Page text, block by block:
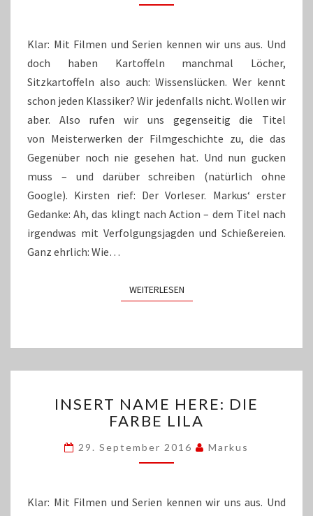
Klar: Mit Filmen und Serien kennen wir uns aus. Und
doch haben Kartoffeln manchmal Löcher,
Sitzkartoffeln also auch: Wissenslücken. Wer kennt
schon jeden Klassiker? Wir jedenfalls nicht. Wollen wir
aber. Also rufen wir uns gegenseitig die Titel
von Meisterwerken der Filmgeschichte zu, die das
Gegenüber noch nie gesehen hat. Und nun gucken
muss – und darüber schreiben (natürlich ohne
Google). Kirsten rief: Der Vorleser. Markus‘ erster
Gedanke: Ah, das klingt nach Action – dem Titel nach
irgendwas mit Verfolgungsjagden und Schießereien.
Ganz ehrlich: Wie…
WEITERLESENWEITERLESEN
NAME
HERE:
FARBE
LILA
INSERT NAME HERE: DIE
FARBE LILA
29. September 2016 Markus
Klar: Mit Filmen und Serien kennen wir uns aus. Und